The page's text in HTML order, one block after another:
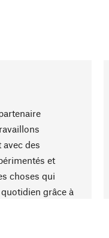
des
et
choses qui
grâce à